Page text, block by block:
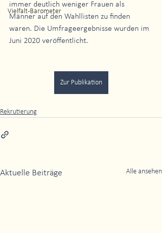
Vielfalt-Barometer
immer deutlich weniger Frauen als
Männer auf den Wahllisten zu finden
waren. Die Umfrageergebnisse wurden im
Juni 2020 veröffentlicht.
Zur Publikation
Rekrutierung
Aktuelle Beiträge Alle ansehen